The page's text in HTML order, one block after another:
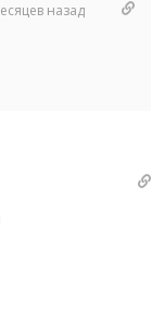
назад